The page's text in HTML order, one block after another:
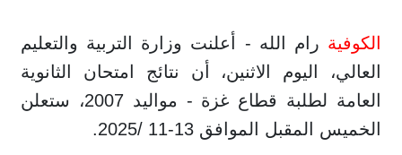
الكوفية رام الله - أعلنت وزارة التربية والتعليم
العالي، اليوم الاثنين، أن نتائج امتحان الثانوية
العامة لطلبة قطاع غزة - مواليد 2007، ستعلن
الخميس المقبل الموافق 13-11 /2025.